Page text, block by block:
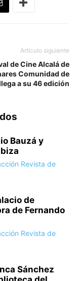
Artículo siguiente
de Cine Alcalá de
Comunidad de
a su 46 edición
Bauzá y
Revista de
de
de Fernando
Revista de
Sánchez